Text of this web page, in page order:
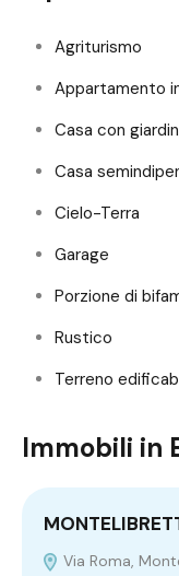
Agriturismo
Appartamento
Casa con
Casa
Cielo-Terra
Garage
Porzione di
Rustico
Terreno
Immobili in
Via Roma,